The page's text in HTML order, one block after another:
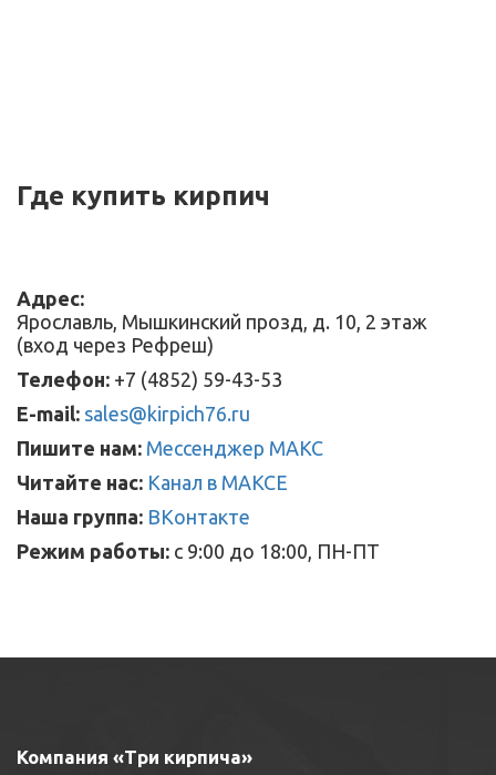
Где купить кирпич
Адрес:
Ярославль, Мышкинский прозд, д. 10, 2 этаж
(вход через Рефреш)
Телефон: +7 (4852) 59-43-53
E-mail: sales@kirpich76.ru
Пишите нам: Мессенджер МАКС
Читайте нас: Канал в МАКСЕ
Наша группа: ВКонтакте
Режим работы: с 9:00 до 18:00, ПН-ПТ
Компания «Три кирпича»